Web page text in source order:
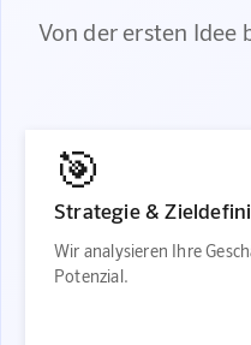
Von der ersten
🎯
Strategie &
Wir analysieren Ihre
Potenzial.